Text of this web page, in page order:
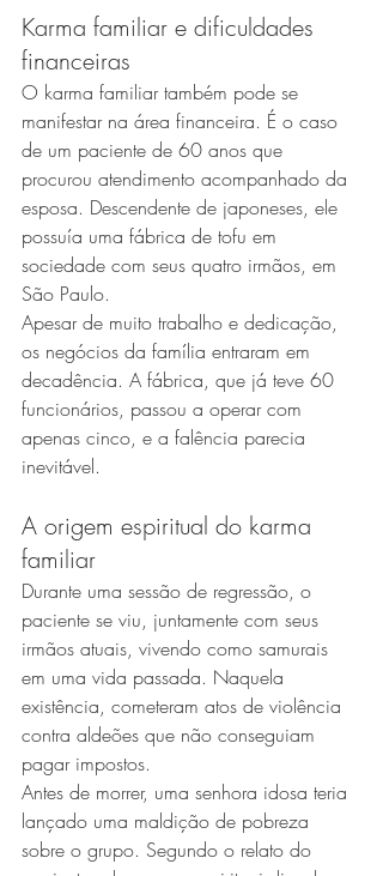
Karma familiar e dificuldades
financeiras
O karma familiar também pode se
manifestar na área financeira. É o caso
de um paciente de 60 anos que
procurou atendimento acompanhado da
esposa. Descendente de japoneses, ele
possuía uma fábrica de tofu em
sociedade com seus quatro irmãos, em
São Paulo.
Apesar de muito trabalho e dedicação,
os negócios da família entraram em
decadência. A fábrica, que já teve 60
funcionários, passou a operar com
apenas cinco, e a falência parecia
inevitável.
A origem espiritual do karma
familiar
Durante uma sessão de regressão, o
paciente se viu, juntamente com seus
irmãos atuais, vivendo como samurais
em uma vida passada. Naquela
existência, cometeram atos de violência
contra aldeões que não conseguiam
pagar impostos.
Antes de morrer, uma senhora idosa teria
lançado uma maldição de pobreza
sobre o grupo. Segundo o relato do